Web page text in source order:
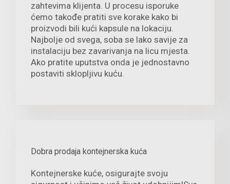
zahtevima klijenta. U procesu isporuke
ćemo takođe pratiti sve korake kako bi
proizvodi bili kući kapsule na lokaciju.
Najbolje od svega, soba se lako savije za
instalaciju bez zavarivanja na licu mjesta.
Ako pratite uputstva onda je jednostavno
postaviti sklopljivu kuću.
Dobra prodaja kontejnerska kuća
Kontejnerske kuće, osigurajte svoju